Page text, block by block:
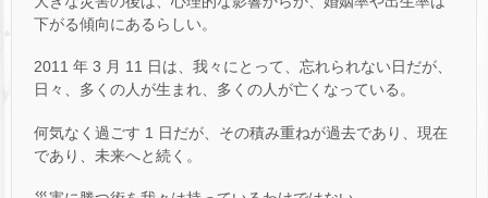
下がる傾向にあるらしい。
2011 年 3 月 11 日は、我々にとって、忘れられない日だが、
日々、多くの人が生まれ、多くの人が亡くなっている。
何気なく過ごす 1 日だが、その積み重ねが過去であり、現在
であり、未来へと続く。